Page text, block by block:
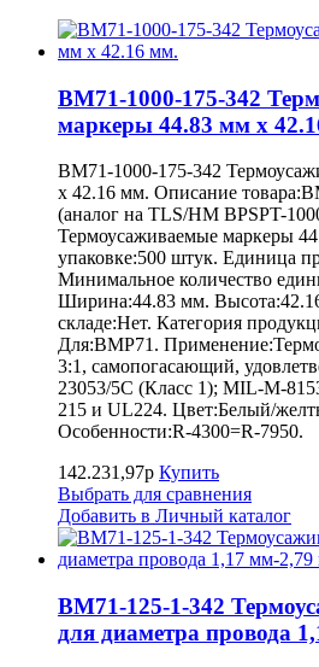
BM71-1000-175-342
маркеры 44.83 мм х
BM71-1000-175-342
х 42.16 мм. Описание
(аналог на TLS/HM BPSPT-
Термоусаживаемые маркеры
упаковке:500 штук. Единица
Минимальное количество
Ширина:44.83 мм.
складе:Нет. Категория
Для:BMP71.
3:1, самопогасающий,
23053/5C (Класс 1); MIL-M-
215 и UL224. Цвет:Белый/
Особенности:R-4300=R-7950.
142.231,97р Купить
Выбрать для сравнения
Добавить в Личный каталог
BM71-125-1-342
для диаметра провода